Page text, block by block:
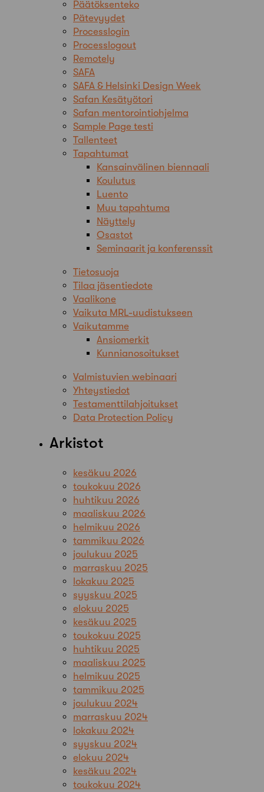
Päätöksenteko
Pätevyydet
Processlogin
Processlogout
Remotely
SAFA
SAFA & Helsinki Design Week
Safan Kesätyötori
Safan mentorointiohjelma
Sample Page testi
Tallenteet
Tapahtumat
Kansainvälinen biennaali
Koulutus
Luento
Muu tapahtuma
Näyttely
Osastot
Seminaarit ja konferenssit
Tietosuoja
Tilaa jäsentiedote
Vaalikone
Vaikuta MRL-uudistukseen
Vaikutamme
Ansiomerkit
Kunnianosoitukset
Valmistuvien webinaari
Yhteystiedot
Testamenttilahjoitukset
Data Protection Policy
Arkistot
kesäkuu 2026
toukokuu 2026
huhtikuu 2026
maaliskuu 2026
helmikuu 2026
tammikuu 2026
joulukuu 2025
marraskuu 2025
lokakuu 2025
syyskuu 2025
elokuu 2025
kesäkuu 2025
toukokuu 2025
huhtikuu 2025
maaliskuu 2025
helmikuu 2025
tammikuu 2025
joulukuu 2024
marraskuu 2024
lokakuu 2024
syyskuu 2024
elokuu 2024
kesäkuu 2024
toukokuu 2024